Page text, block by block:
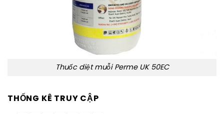
Thuốc diệt muỗi Perme UK 50EC
THỐNG KÊ TRUY CẬP